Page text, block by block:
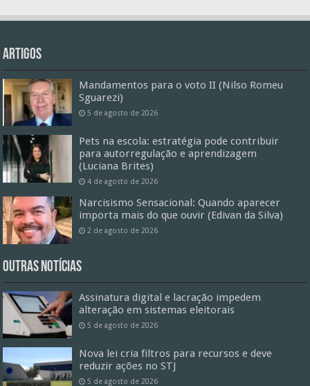
Artigos
Mandamentos para o voto II (Nilso Romeu
Sguarezi)
5 de agosto de 2026
Pets na escola: estratégia pode contribuir
para autorregulação e aprendizagem
(Luciana Brites)
4 de agosto de 2026
Narcisismo Sensacional: Quando aparecer
importa mais do que ouvir (Edivan da Silva)
2 de agosto de 2026
Outras Notícias
Assinatura digital e lacração impedem
alteração em sistemas eleitorais
5 de agosto de 2026
Nova lei cria filtros para recursos e deve
reduzir ações no STJ
5 de agosto de 2026